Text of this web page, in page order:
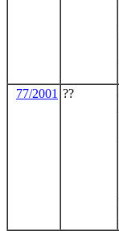
77/2001 ??